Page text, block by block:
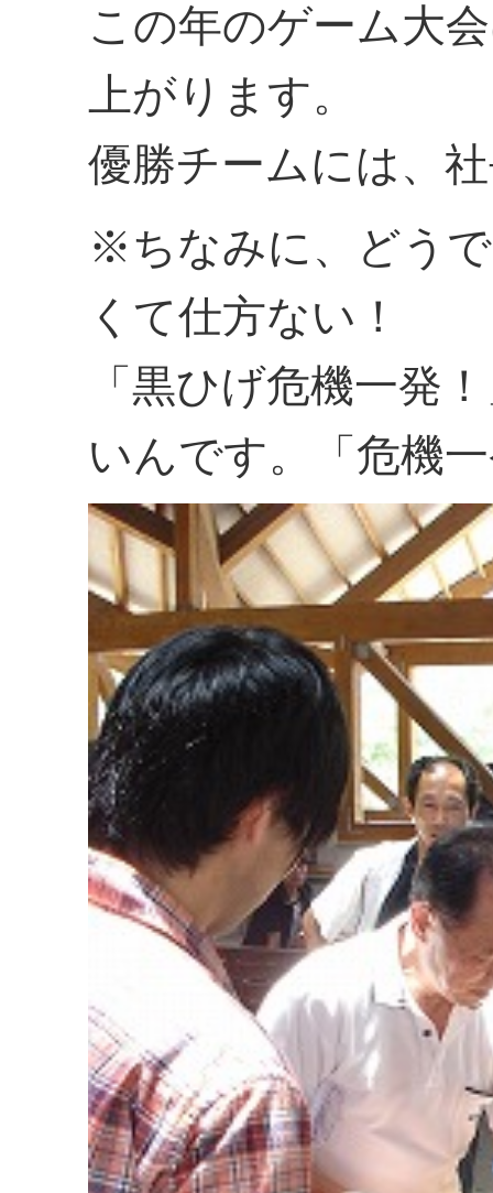
この年のゲーム大
上がります。
優勝チームには、
※ちなみに、どう
くて仕方ない！
「黒ひげ危機一発
いんです。「危機